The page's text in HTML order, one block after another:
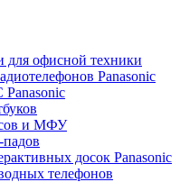
для офисной техники
Panasonic
Panasonic
и МФУ
досок Panasonic
телефонов